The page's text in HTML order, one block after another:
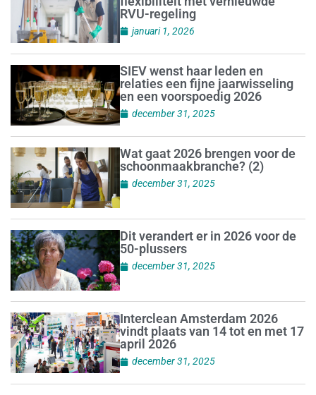
RVU-regeling
januari 1, 2026
SIEV wenst haar leden en
relaties een fijne jaarwisseling
en een voorspoedig 2026
december 31, 2025
Wat gaat 2026 brengen voor de
schoonmaakbranche? (2)
december 31, 2025
Dit verandert er in 2026 voor de
50-plussers
december 31, 2025
Interclean Amsterdam 2026
vindt plaats van 14 tot en met 17
april 2026
december 31, 2025